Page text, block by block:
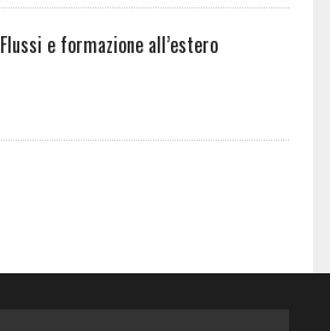
Flussi e formazione all’estero